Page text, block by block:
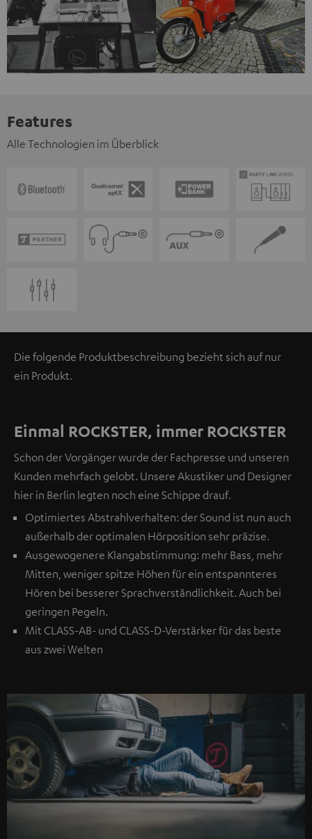
Features
Alle Technologien im Überblick
Die folgende Produktbeschreibung bezieht sich auf nur
ein Produkt.
Einmal ROCKSTER, immer ROCKSTER
Schon der Vorgänger wurde der Fachpresse und unseren
Kunden mehrfach gelobt. Unsere Akustiker und Designer
hier in Berlin legten noch eine Schippe drauf.
Optimiertes Abstrahlverhalten: der Sound ist nun auch
außerhalb der optimalen Hörposition sehr präzise.
Ausgewogenere Klangabstimmung: mehr Bass, mehr
Mitten, weniger spitze Höhen für ein entspannteres
Hören bei besserer Sprachverständlichkeit. Auch bei
geringen Pegeln.
Mit CLASS-AB- und CLASS-D-Verstärker für das beste
aus zwei Welten